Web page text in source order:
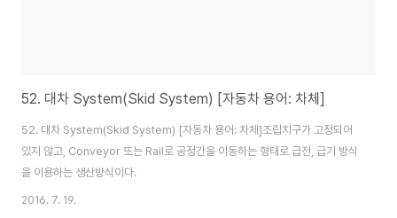
52. 대차 System(Skid System) [자동차 용어: 차체]
52. 대차 System(Skid System) [자동차 용어: 차체]조립치구가 고정되어
있지 않고, Conveyor 또는 Rail로 공정간을 이동하는 형태로 급전, 급기 방식
을 이용하는 생산방식이다.
2016. 7. 19.